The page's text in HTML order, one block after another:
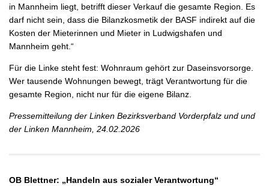
in Mannheim liegt, betrifft dieser Verkauf die gesamte Region. Es
darf nicht sein, dass die Bilanzkosmetik der BASF indirekt auf die
Kosten der Mieterinnen und Mieter in Ludwigshafen und
Mannheim geht.“
Für die Linke steht fest: Wohnraum gehört zur Daseinsvorsorge.
Wer tausende Wohnungen bewegt, trägt Verantwortung für die
gesamte Region, nicht nur für die eigene Bilanz.
Pressemitteilung der Linken Bezirksverband Vorderpfalz und und
der Linken Mannheim, 24.02.2026
OB Blettner: „Handeln aus sozialer Verantwortung“